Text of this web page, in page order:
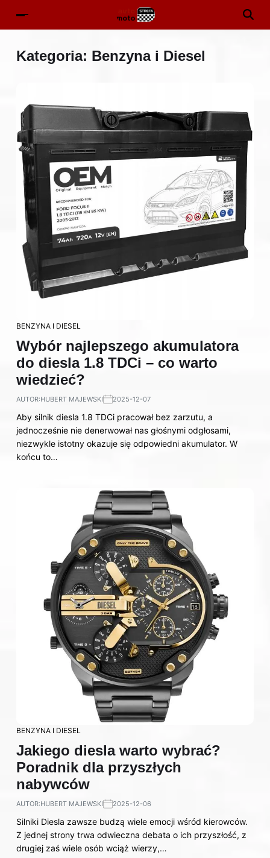
Kategoria: Benzyna i Diesel
BENZYNA I DIESEL
Wybór najlepszego akumulatora
do diesla 1.8 TDCi – co warto
wiedzieć?
AUTOR:HUBERT MAJEWSKI 2025-12-07
Aby silnik diesla 1.8 TDCi pracował bez zarzutu, a
jednocześnie nie denerwował nas głośnymi odgłosami,
niezwykle istotny okazuje się odpowiedni akumulator. W
końcu to…
BENZYNA I DIESEL
Jakiego diesla warto wybrać?
Poradnik dla przyszłych
nabywców
AUTOR:HUBERT MAJEWSKI 2025-12-06
Silniki Diesla zawsze budzą wiele emocji wśród kierowców.
Z jednej strony trwa odwieczna debata o ich przyszłość, z
drugiej zaś wiele osób wciąż wierzy,…